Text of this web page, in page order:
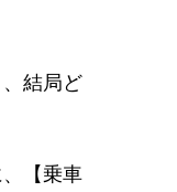
、結局ど
【乗車